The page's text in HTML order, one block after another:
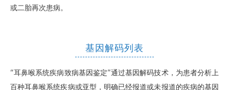
或二胎再次患病。
基因解码列表
“耳鼻喉系统疾病致病基因鉴定”通过基因解码技术，为患者分析上
百种耳鼻喉系统疾病或亚型，明确已经报道或未报道的疾病的基因